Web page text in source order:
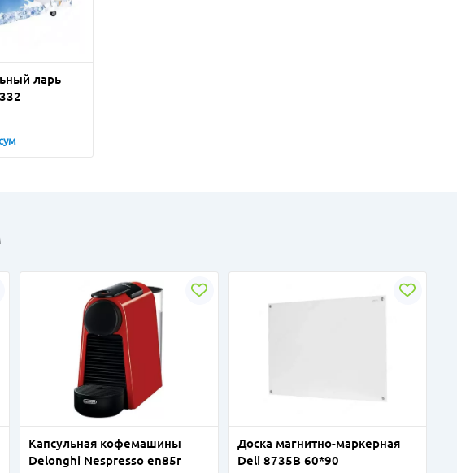
ларь
Капсульная кофемашины
Delonghi Nespresso en85r
Доска магнитно-маркерная
Deli 8735B 60*90